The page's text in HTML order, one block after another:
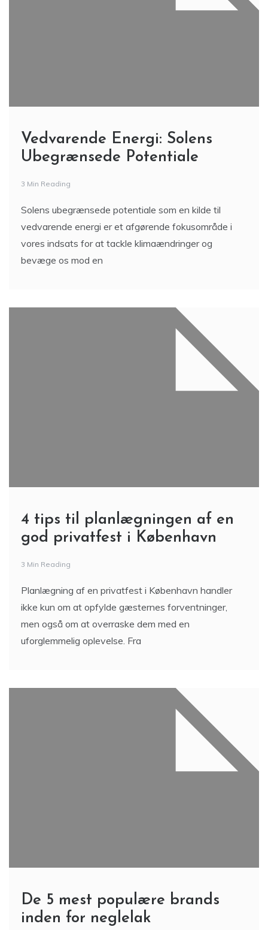
Vedvarende Energi: Solens
Ubegrænsede Potentiale
3 Min Reading
Solens ubegrænsede potentiale som en kilde til
vedvarende energi er et afgørende fokusområde i
vores indsats for at tackle klimaændringer og
bevæge os mod en
4 tips til planlægningen af en
god privatfest i København
3 Min Reading
Planlægning af en privatfest i København handler
ikke kun om at opfylde gæsternes forventninger,
men også om at overraske dem med en
uforglemmelig oplevelse. Fra
De 5 mest populære brands
inden for neglelak